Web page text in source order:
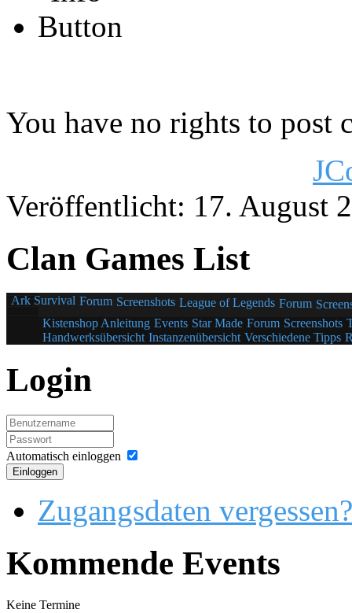
You have no rights to post
Veröffentlicht: 17. August
Clan Games List
Ark Survival Forum Screenshots League of Legends Forum
Kistenshop Anleitung Events Star Made Forum Screenshots
Handwerksübersicht Instanzenübersicht Verschiedene Tipps
Login
Automatisch einloggen
Einloggen
Zugangsdaten vergessen?
Kommende Events
Keine Termine